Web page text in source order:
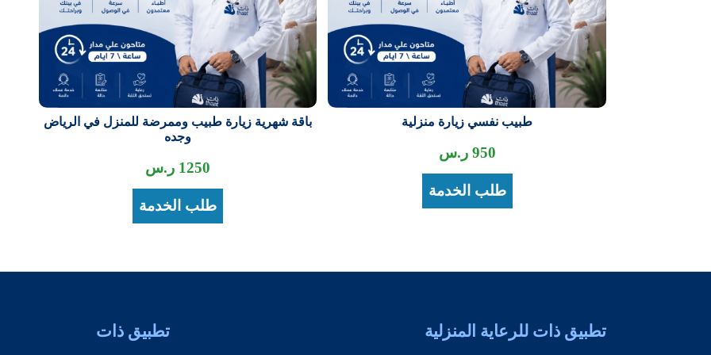
طبيب نفسي زيارة منزلية
950 ر.س
طلب الخدمة
باقة شهرية زيارة طبيب وممرضة للمنزل في الرياض
وجده
1250 ر.س
طلب الخدمة
تطبيق ذات للرعاية المنزلية تطبيق ذات